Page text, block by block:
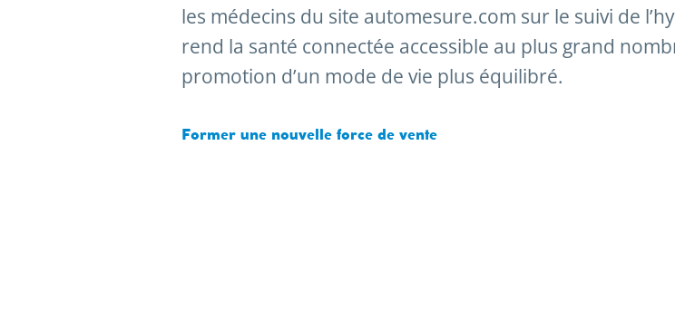
les médecins du site automesure.com sur le suivi de
rend la santé connectée accessible au plus grand
promotion d’un mode de vie plus équilibré.
Former une nouvelle force de vente